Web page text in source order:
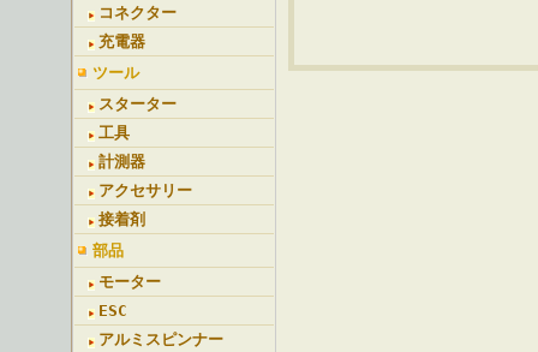
コネクター
充電器
ツール
スターター
工具
計測器
アクセサリー
接着剤
部品
モーター
ESC
アルミスピンナー